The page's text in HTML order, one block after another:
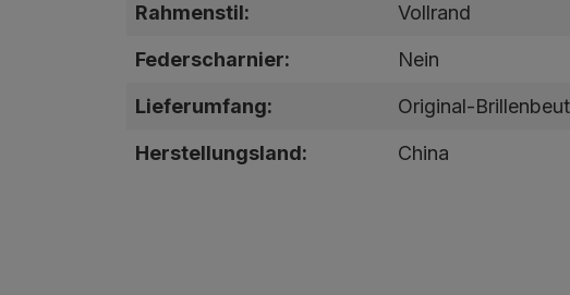
Rahmenstil: Vollrand
Federscharnier: Nein
Lieferumfang: Original-
Herstellungsland: China